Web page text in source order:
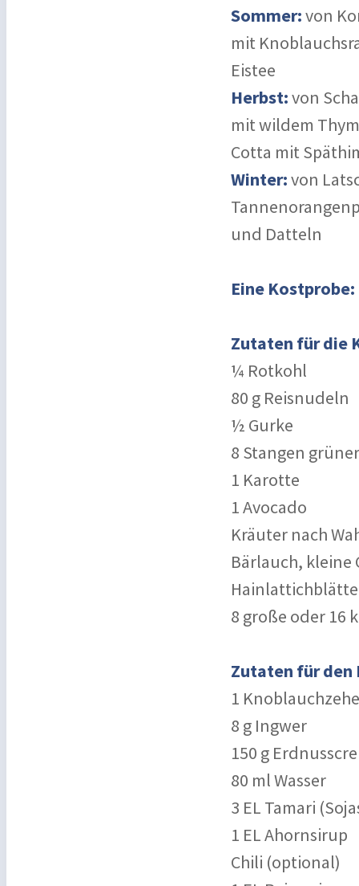
Sommer:von
mit
Eistee
Herbst:von
mit wildem
Cotta mit
Winter:von
und Datteln
Eine
Zutaten für die
¼ Rotkohl
80 g Reisnudeln
½ Gurke
8 Stangen
1 Karotte
1 Avocado
Kräuter nach
Bärlauch, kleine
8 große oder 16
Zutaten für den
1 Knoblauchzehe
8 g Ingwer
150 g
80 ml Wasser
3 EL Tamari
1 EL Ahornsirup
Chili (optional)